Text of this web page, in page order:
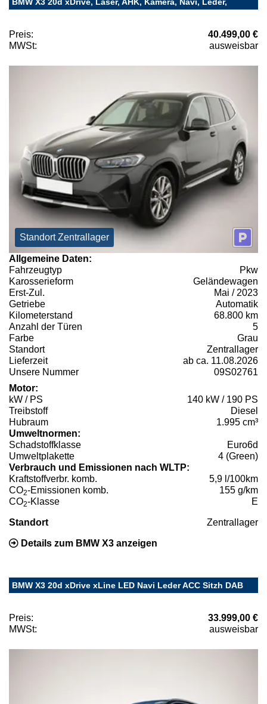
Preis:
40.499,00 €
MWSt:
ausweisbar
Standort Zentrallager
Allgemeine Daten:
Fahrzeugtyp
Pkw
Karosserieform
Geländewagen
Erst-Zul.
Mai / 2023
Getriebe
Automatik
Kilometerstand
68.800 km
Anzahl der Türen
5
Farbe
Grau
Standort
Zentrallager
Lieferzeit
ab ca. 11.08.2026
Unsere Nummer
09S02761
Motor:
kW / PS
140 kW / 190 PS
Treibstoff
Diesel
Hubraum
1.995 cm³
Umweltnormen:
Schadstoffklasse
Euro6d
Umweltplakette
4 (Green)
Verbrauch und Emissionen nach WLTP:
Kraftstoffverbr. komb.
5,9 l/100km
CO2-Emissionen komb.
155 g/km
CO2-Klasse E
Standort Zentrallager
Details zum BMW X3 anzeigen
BMW X3 20d xDrive xLine LED Navi Leder ACC Sitzh DAB
Preis:
33.999,00 €
MWSt:
ausweisbar